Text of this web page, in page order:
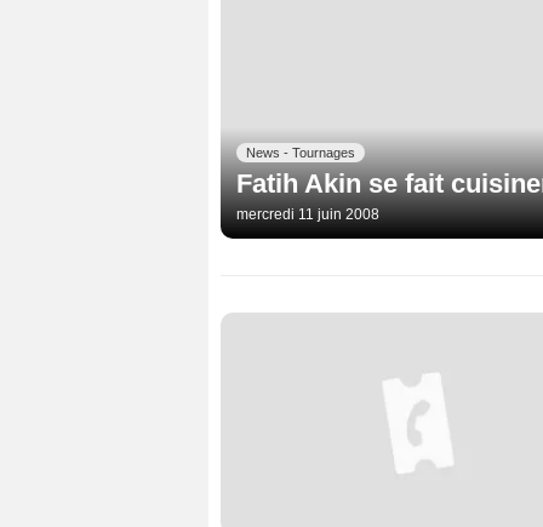
News - Tournages
Fatih Akin se fait
mercredi 11 juin 2008